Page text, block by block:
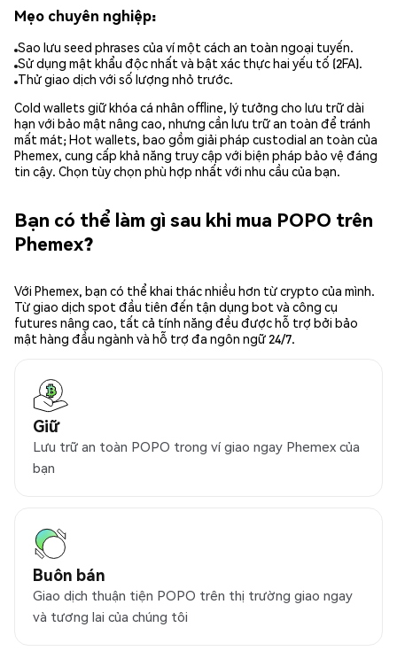
Mẹo chuyên nghiệp:
Sao lưu seed phrases của ví một cách an toàn ngoại tuyến.
Sử dụng mật khẩu độc nhất và bật xác thực hai yếu tố (2FA).
Thử giao dịch với số lượng nhỏ trước.
Cold wallets giữ khóa cá nhân offline, lý tưởng cho lưu trữ dài
hạn với bảo mật nâng cao, nhưng cần lưu trữ an toàn để tránh
mất mát; Hot wallets, bao gồm giải pháp custodial an toàn của
Phemex, cung cấp khả năng truy cập với biện pháp bảo vệ đáng
tin cậy. Chọn tùy chọn phù hợp nhất với nhu cầu của bạn.
Bạn có thể làm gì sau khi mua POPO trên
Phemex?
Với Phemex, bạn có thể khai thác nhiều hơn từ crypto của mình.
Từ giao dịch spot đầu tiên đến tận dụng bot và công cụ
futures nâng cao, tất cả tính năng đều được hỗ trợ bởi bảo
mật hàng đầu ngành và hỗ trợ đa ngôn ngữ 24/7.
Giữ
Lưu trữ an toàn POPO trong ví giao ngay Phemex của
bạn
Buôn bán
Giao dịch thuận tiện POPO trên thị trường giao ngay
và tương lai của chúng tôi